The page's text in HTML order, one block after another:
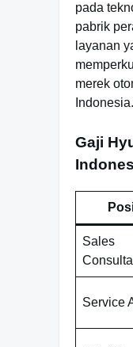
pada
pabrik
layanan
merek
Indonesia.
Gaji
Sales
Service